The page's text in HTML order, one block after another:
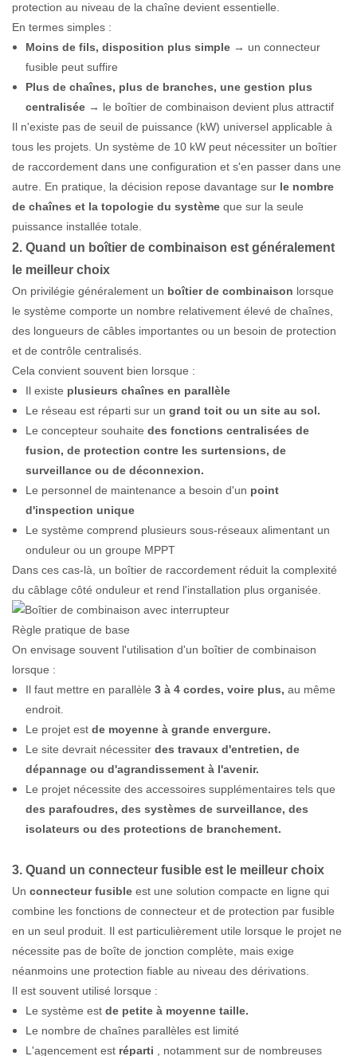
protection au niveau de la chaîne devient essentielle.
En termes simples :
Moins de fils, disposition plus simple→ un connecteur
fusible peut suffire
Plus de chaînes, plus de branches, une gestion plus
centralisée→ le boîtier de combinaison devient plus attractif
Il n'existe pas de seuil de puissance (kW) universel applicable à
tous les projets. Un système de 10 kW peut nécessiter un boîtier
de raccordement dans une configuration et s'en passer dans une
autre. En pratique, la décision repose davantage sur le nombre
de chaînes et la topologie du système que sur la seule
puissance installée totale.
2. Quand un boîtier de combinaison est généralement
le meilleur choix
On privilégie généralement un boîtier de combinaison lorsque
le système comporte un nombre relativement élevé de chaînes,
des longueurs de câbles importantes ou un besoin de protection
et de contrôle centralisés.
Cela convient souvent bien lorsque :
Il existe plusieurs chaînes en parallèle
Le réseau est réparti sur un grand toit ou un site au sol.
Le concepteur souhaite des fonctions centralisées de
fusion, de protection contre les surtensions, de
surveillance ou de déconnexion.
Le personnel de maintenance a besoin d'un point
d'inspection unique
Le système comprend plusieurs sous-réseaux alimentant un
onduleur ou un groupe MPPT
Dans ces cas-là, un boîtier de raccordement réduit la complexité
du câblage côté onduleur et rend l'installation plus organisée.
Règle pratique de base
On envisage souvent l'utilisation d'un boîtier de combinaison
lorsque :
Il faut mettre en parallèle 3 à 4 cordes, voire plus, au même
endroit.
Le projet est de moyenne à grande envergure.
Le site devrait nécessiter des travaux d'entretien, de
dépannage ou d'agrandissement à l'avenir.
Le projet nécessite des accessoires supplémentaires tels que
des parafoudres, des systèmes de surveillance, des
isolateurs ou des protections de branchement.
3. Quand un connecteur fusible est le meilleur choix
Un connecteur fusible est une solution compacte en ligne qui
combine les fonctions de connecteur et de protection par fusible
en un seul produit. Il est particulièrement utile lorsque le projet ne
nécessite pas de boîte de jonction complète, mais exige
néanmoins une protection fiable au niveau des dérivations.
Il est souvent utilisé lorsque :
Le système est de petite à moyenne taille.
Le nombre de chaînes parallèles est limité
L'agencement est réparti , notamment sur de nombreuses